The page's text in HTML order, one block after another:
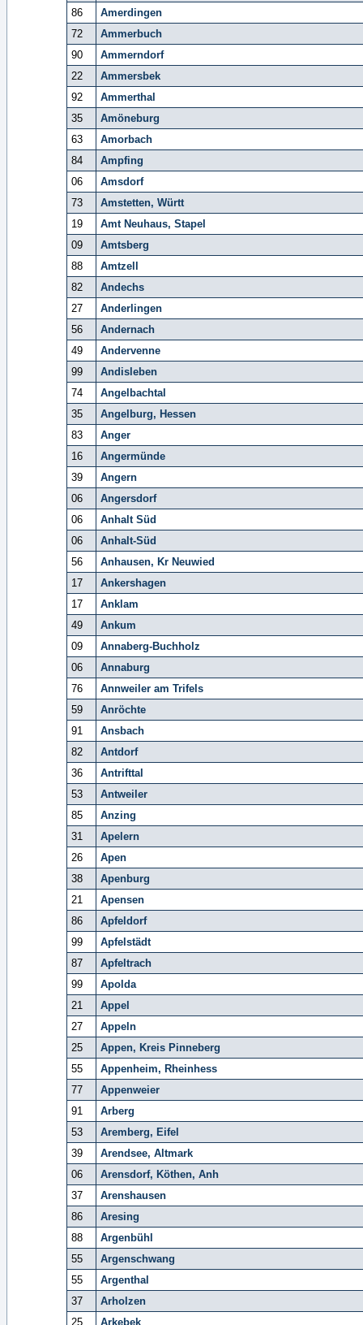
86
Amerdingen
72
Ammerbuch
90
Ammerndorf
22
Ammersbek
92
Ammerthal
35
Amöneburg
63
Amorbach
84
Ampfing
06
Amsdorf
73
Amstetten, Württ
19
Amt Neuhaus, Stapel
09
Amtsberg
88
Amtzell
82
Andechs
27
Anderlingen
56
Andernach
49
Andervenne
99
Andisleben
74
Angelbachtal
35
Angelburg, Hessen
83
Anger
16
Angermünde
39
Angern
06
Angersdorf
06
Anhalt Süd
06
Anhalt-Süd
56
Anhausen, Kr Neuwied
17
Ankershagen
17
Anklam
49
Ankum
09
Annaberg-Buchholz
06
Annaburg
76
Annweiler am Trifels
59
Anröchte
91
Ansbach
82
Antdorf
36
Antrifttal
53
Antweiler
85
Anzing
31
Apelern
26
Apen
38
Apenburg
21
Apensen
86
Apfeldorf
99
Apfelstädt
87
Apfeltrach
99
Apolda
21
Appel
27
Appeln
25
Appen, Kreis Pinneberg
55
Appenheim, Rheinhess
77
Appenweier
91
Arberg
53
Aremberg, Eifel
39
Arendsee, Altmark
06
Arensdorf, Köthen, Anh
37
Arenshausen
86
Aresing
88
Argenbühl
55
Argenschwang
55
Argenthal
37
Arholzen
25
Arkebek